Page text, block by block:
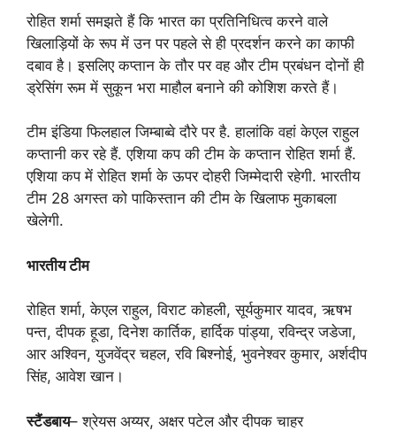
रोहित शर्मा समझते हैं कि भारत का प्रतिनिधित्व करने वाले
खिलाड़ियों के रूप में उन पर पहले से ही प्रदर्शन करने का काफी
दबाव है। इसलिए कप्तान के तौर पर वह और टीम प्रबंधन दोनों ही
ड्रेसिंग रूम में सुकून भरा माहौल बनाने की कोशिश करते हैं।
टीम इंडिया फिलहाल जिम्बाब्वे दौरे पर है. हालांकि वहां केएल राहुल
कप्तानी कर रहे हैं. एशिया कप की टीम के कप्तान रोहित शर्मा हैं.
एशिया कप में रोहित शर्मा के ऊपर दोहरी जिम्मेदारी रहेगी. भारतीय
टीम 28 अगस्त को पाकिस्तान की टीम के खिलाफ मुकाबला
खेलेगी.
भारतीय टीम
रोहित शर्मा, केएल राहुल, विराट कोहली, सूर्यकुमार यादव, ऋषभ
पन्त, दीपक हूडा, दिनेश कार्तिक, हार्दिक पांड्या, रविन्द्र जडेजा,
आर अश्विन, युजवेंद्र चहल, रवि बिश्नोई, भुवनेश्वर कुमार, अर्शदीप
सिंह, आवेश खान।
स्टैंडबाय– श्रेयस अय्यर, अक्षर पटेल और दीपक चाहर